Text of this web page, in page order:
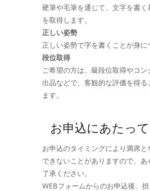
硬筆や毛筆を通じて、文字を書く
を取得します。
正しい姿勢
正しい姿勢で字を書くことが身に
段位取得
ご希望の方は、級段位取得やコ
出品などで、客観的な評価を得る
ます。
お申込にあたって
お申込のタイミングにより満席と
できないことがありますので、あ
了承ください。
WEBフォームからのお申込後、